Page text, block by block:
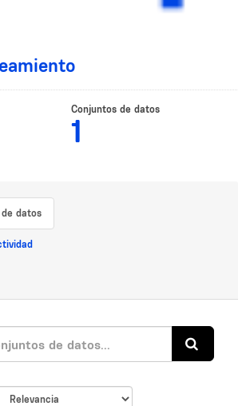
Conjuntos de datos
1
datos